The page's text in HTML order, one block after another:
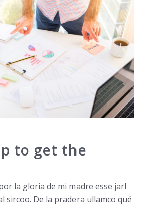
to get the
la gloria de mi madre esse jarl
sircoo. De la pradera ullamco qué